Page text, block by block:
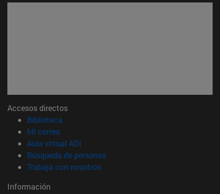
Accesos directos
Biblioteca
Mi correo(abre en nueva ventana)
Aula virtual ADI
Búsqueda de personas(abre en nueva ventana)
Trabaja con nosotros(abre en nueva ventana)
Información